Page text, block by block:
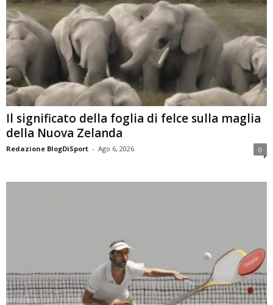
Il significato della foglia di felce sulla maglia
della Nuova Zelanda
Redazione BlogDiSport - Ago 6, 2026 0